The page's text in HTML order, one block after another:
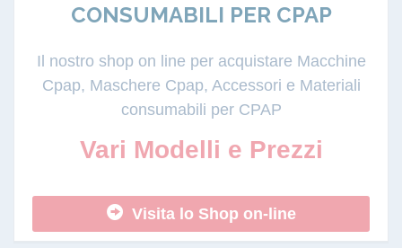
CONSUMABILI PER CPAP
Il nostro shop on line per acquistare Macchine
Cpap, Maschere Cpap, Accessori e Materiali
consumabili per CPAP
Vari Modelli e Prezzi
Visita lo Shop on-line